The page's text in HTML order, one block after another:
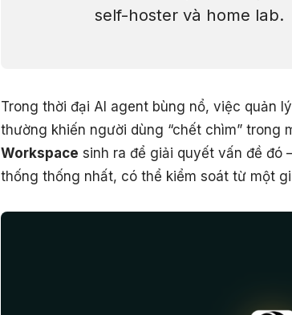
self-hoster và home lab.
Trong thời đại AI agent bùng nổ, việc quản
thường khiến người dùng “chết chìm” trong
Workspace sinh ra để giải quyết vấn đề đó
thống thống nhất, có thể kiểm soát từ một